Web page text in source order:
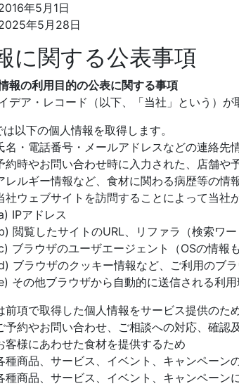
年5月1日
年5月28日
に関する公表事項
報の利用目的の公表に関する事項
デア・レコード（以下、「当社」という）
以下の個人情報を取得します。
電話番号・メールアドレスなどの連絡先
やお問い合わせ時に入力された、店舗や予
ギー情報など、食材に関わる病歴等の情
ェブサイトを訪問することによって当社が
ドレス
たサイトのURL、リファラ（検索ワー
ザのユーザエージェント（OSの情報も
ザのクッキー情報など、ご利用のブラ
ブラウザから自動的に送信される利用
前項で取得した個人情報をサービス提供のた
やお問い合わせ、ご相談への対応、確認
にあわせた食材を提供するため
品、サービス、イベント、キャンペーンの
品、サービス、イベント、キャンペーンに